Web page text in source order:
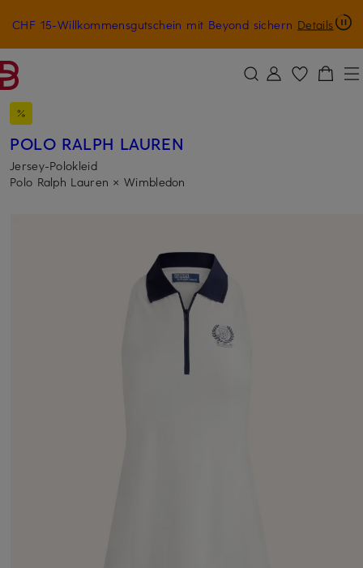
ZUM HAUPTINHALT ÜBERSPRINGEN ZUM SUCHFELD ÜBERSPRINGEN
CHF 15-Willkommensgutschein mit Beyond sichern Details
POLO RALPH LAUREN
Jersey-Polokleid
Polo Ralph Lauren × Wimbledon